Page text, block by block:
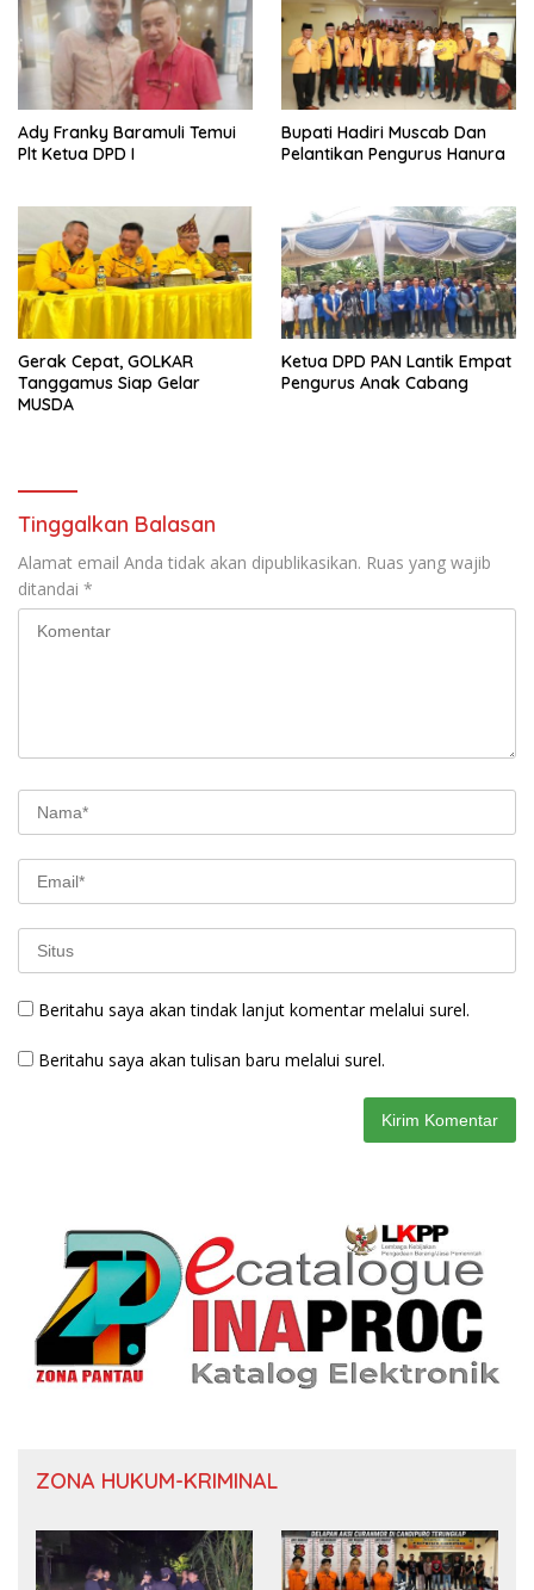
Ady Franky Baramuli Temui
Plt Ketua DPD I
Bupati Hadiri Muscab Dan
Pelantikan Pengurus Hanura
Gerak Cepat, GOLKAR
Tanggamus Siap Gelar
MUSDA
Ketua DPD PAN Lantik Empat
Pengurus Anak Cabang
Tinggalkan Balasan
Alamat email Anda tidak akan dipublikasikan. Ruas yang wajib
ditandai *
Beritahu saya akan tindak lanjut komentar melalui surel.
Beritahu saya akan tulisan baru melalui surel.
ZONA HUKUM-KRIMINAL